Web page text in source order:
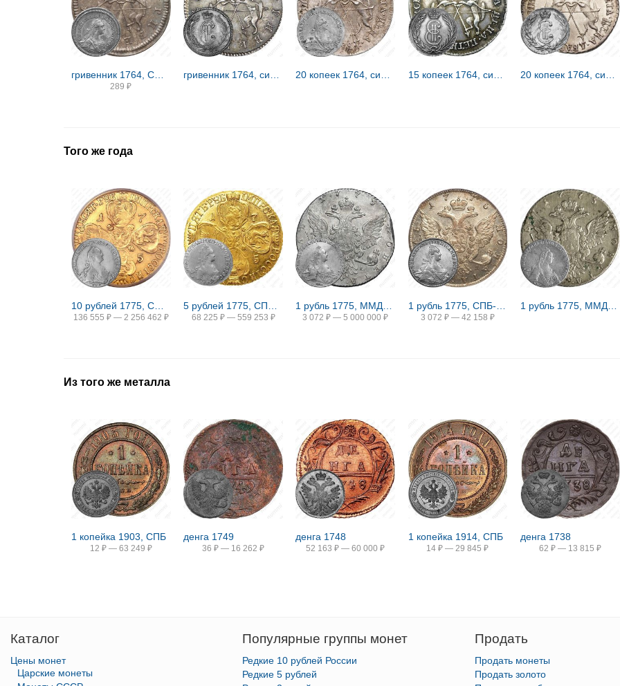
289 ₽
Того же года
136 555 ₽ — 2 256 462 ₽ 68 225 ₽ — 559 253 ₽ 3 072 ₽ — 5 000 000 ₽ 3 072 ₽ — 42 158 ₽
1 рубль 1775, ММД-ВК-СА, инициалы медальера "В К"
Из того же металла
1 копейка 1903, СПБ
12 ₽ — 63 249 ₽
денга 1749
36 ₽ — 16 262 ₽
денга 1748
52 163 ₽ — 60 000 ₽
1 копейка 1914, СПБ
14 ₽ — 29 845 ₽
денга 1738
62 ₽ — 13 815 ₽
Каталог
Цены монет
Царские монеты
Популярные группы монет
Редкие 10 рублей России
Редкие 5 рублей
Продать
Продать монеты
Продать золото